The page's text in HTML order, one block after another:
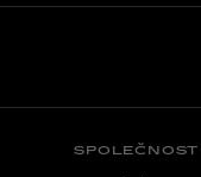
SPOLEČNOST